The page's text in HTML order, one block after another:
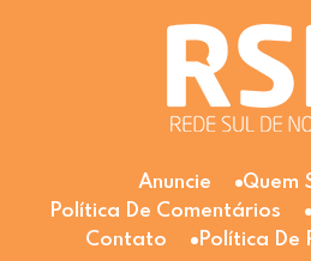
Anuncie
Quem
Política De Comentários
Contato
Política De